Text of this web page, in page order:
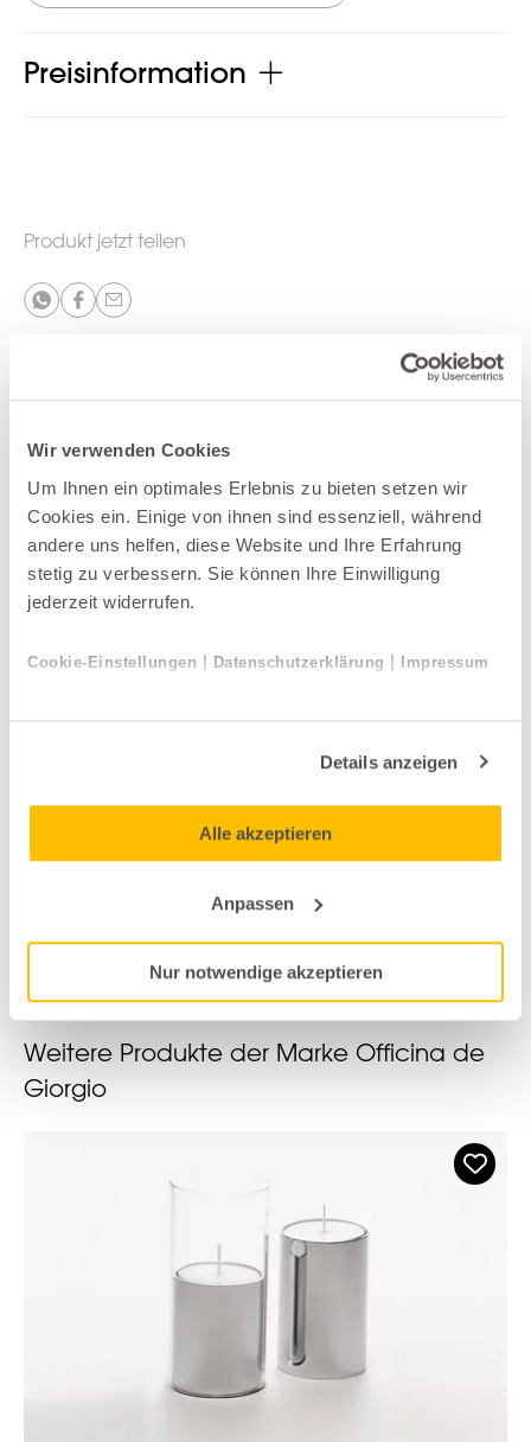
Wir verwenden Cookies
Um Ihnen ein optimales Erlebnis zu bieten setzen wir
Cookies ein. Einige von ihnen sind essenziell, während
andere uns helfen, diese Website und Ihre Erfahrung
stetig zu verbessern. Sie können Ihre Einwilligung
jederzeit widerrufen.
Cookie-Einstellungen | Datenschutzerklärung | Impressum
Details anzeigen
Alle akzeptieren
Anpassen
Nur notwendige akzeptieren
Preisinformation
Produkt jetzt teilen
alle anzeigen
Officina de Giorgio
Weitere Produkte der Marke Officina de
Giorgio